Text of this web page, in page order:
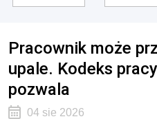
Pracownik może
upale. Kodeks
pozwala
04 sie 2026